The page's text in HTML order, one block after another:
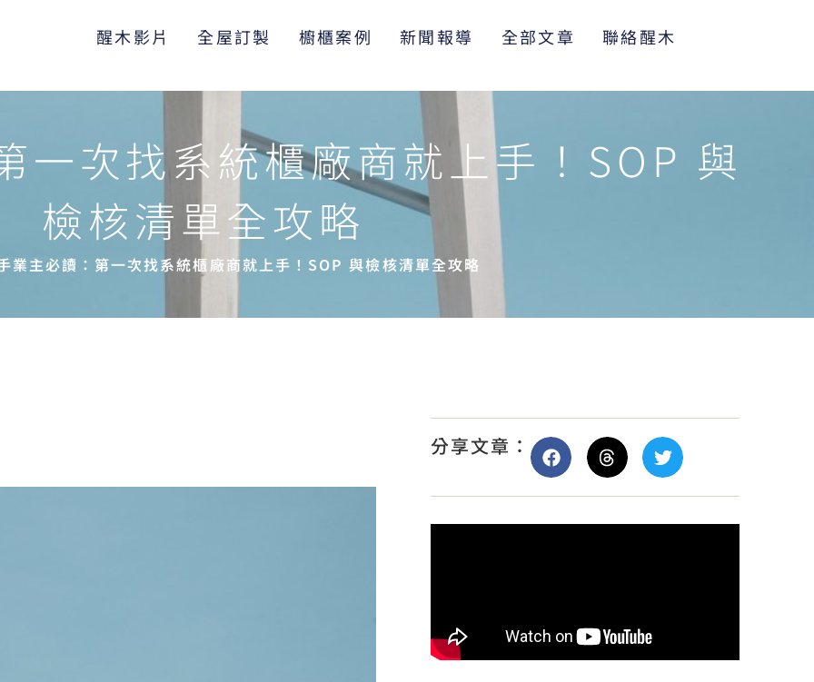
醒木影片 全屋訂製 櫥櫃案例 新聞報導 全部文章 聯絡醒木
一次找系統櫃廠商就上手！SOP 與
檢核清單全攻略
業主必讀：第一次找系統櫃廠商就上手！SOP 與檢核清單全攻略
分享文章：